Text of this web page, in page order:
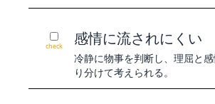
check 感情に流されにくい
冷静に物事を判断し、理屈と
り分けて考えられる。